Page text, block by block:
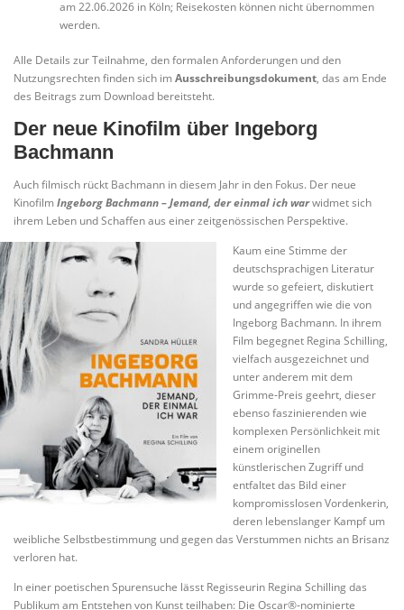
am 22.06.2026 in Köln; Reisekosten können nicht übernommen
werden.
Alle Details zur Teilnahme, den formalen Anforderungen und den
Nutzungsrechten finden sich imAusschreibungsdokument, das am Ende
des Beitrags zum Download bereitsteht.
Der neue Kinofilm über Ingeborg
Bachmann
Auch filmisch rückt Bachmann in diesem Jahr in den Fokus. Der neue
KinofilmIngeborg Bachmann – Jemand, der einmal ich warwidmet sich
ihrem Leben und Schaffen aus einer zeitgenössischen Perspektive.
Kaum eine Stimme der
deutschsprachigen Literatur
wurde so gefeiert, diskutiert
und angegriffen wie die von
Ingeborg Bachmann. In ihrem
Film begegnet Regina Schilling,
vielfach ausgezeichnet und
unter anderem mit dem
Grimme‑Preis geehrt, dieser
ebenso faszinierenden wie
komplexen Persönlichkeit mit
einem originellen
künstlerischen Zugriff und
entfaltet das Bild einer
kompromisslosen Vordenkerin,
deren lebenslanger Kampf um
weibliche Selbstbestimmung und gegen das Verstummen nichts an Brisanz
verloren hat.
In einer poetischen Spurensuche lässt Regisseurin Regina Schilling das
Publikum am Entstehen von Kunst teilhaben: Die Oscar®‑nominierte